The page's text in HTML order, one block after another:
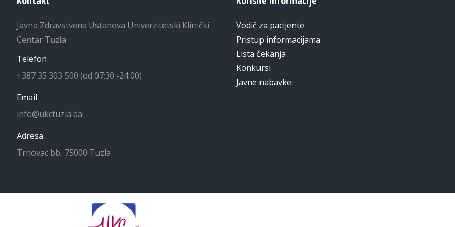
Javna Zdravstvena Ustanova Univerzitetski Klinički
Centar Tuzla
Telefon
+387 35 303 500 (od 07:30 -24:00)
Email
info@ukctuzla.ba
Adresa
Trnovac bb, 75000 Tuzla
Vodič za pacijente
Pristup informacijama
Lista čekanja
Konkursi
Javne nabavke